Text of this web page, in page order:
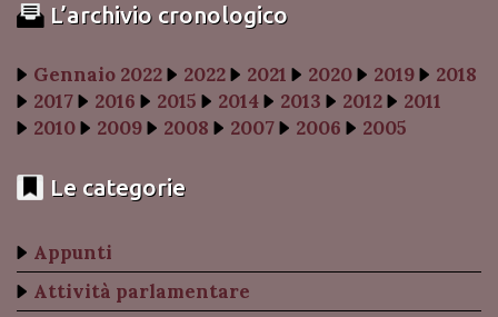
L’archivio cronologico
Gennaio 2022 2022 2021 2020 2019
2018
2017
2016 2015 2014 2013 2012
2011
2010
2009 2008 2007 2006 2005
Le categorie
Appunti
Attività parlamentare